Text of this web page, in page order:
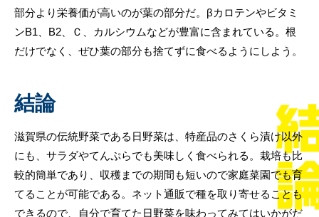
部分より栄養価が高いのが葉の部分だ。βカロテンやビタミ
ンB1、B2、Ｃ、カルシウムなどが豊富に含まれている。根
だけでなく、ぜひ葉の部分も捨てずに食べるようにしよう。
結論
滋賀県の伝統野菜である日野菜は、特産品のさくら漬け以外
にも、サラダやてんぷらでも美味しく食べられる。栽培も比
較的簡単であり、収穫までの期間も短いので家庭菜園でも育
てることが可能である。ネット通販で種を取り寄せることも
できるので、自分で育てた日野菜を味わってみてはいかがだ